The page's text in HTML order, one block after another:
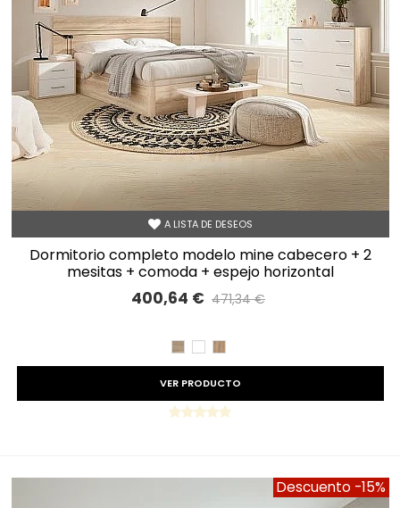
A LISTA DE DESEOS
dormitorio completo modelo mine cabecero + 2
mesitas + comoda + espejo horizontal
400,64 € 471,34 €
CAMBRIAN
BLANCO
ROBLE
VER PRODUCTO
Descuento -15%